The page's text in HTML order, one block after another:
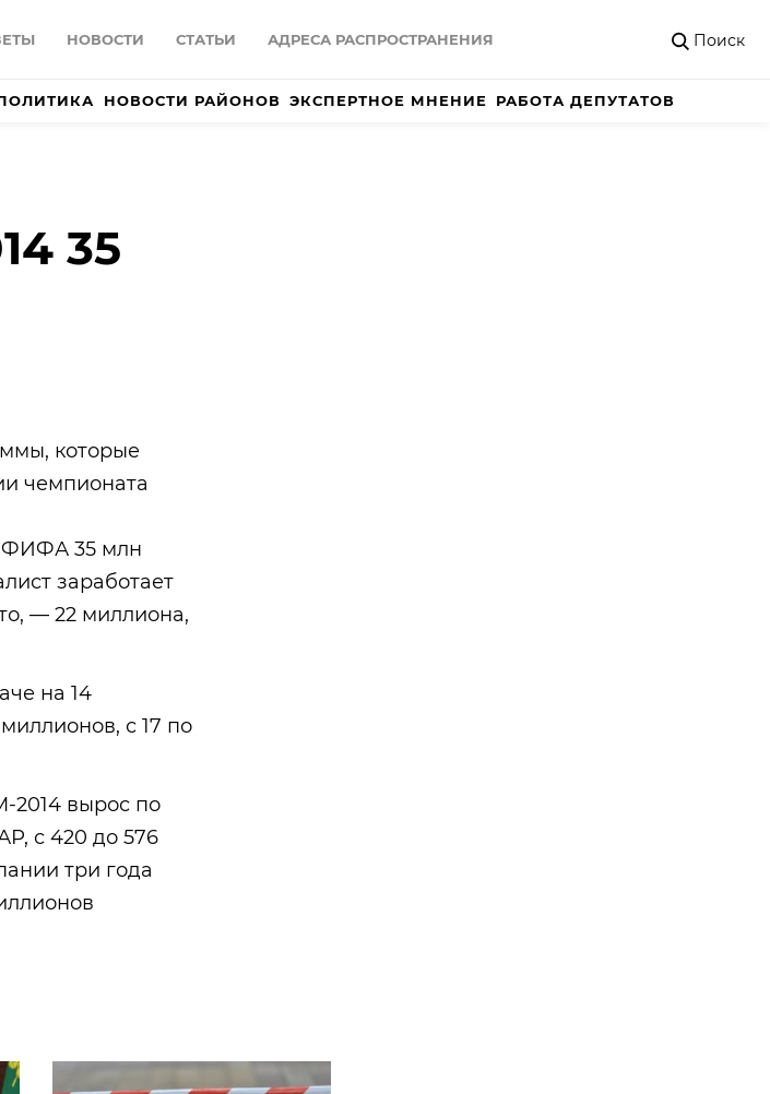
НОВОСТИ СТАТЬИ АДРЕСА РАСПРОСТРАНЕНИЯ Поиск
НОВОСТИ РАЙОНОВ ЭКСПЕРТНОЕ МНЕНИЕ РАБОТА ДЕПУТАТОВ
35
которые
чемпионата
ФИФА 35 млн
заработает
— 22 миллиона,
на 14
с 17 по
2014 вырос по
с 420 до 576
три года